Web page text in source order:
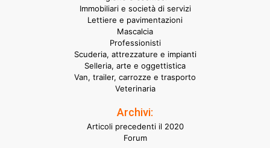
Immobiliari e società di servizi
Lettiere e pavimentazioni
Mascalcia
Professionisti
Scuderia, attrezzature e impianti
Selleria, arte e oggettistica
Van, trailer, carrozze e trasporto
Veterinaria
Archivi:
Articoli precedenti il 2020
Forum